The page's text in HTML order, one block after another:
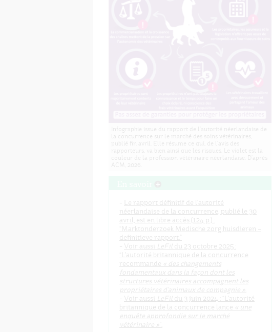
- Le rapport définitif de l'autorité
néerlandaise de la concurrence, publié le 30
avril, est en libre accès (124 p.) :
“Marktonderzoek Medische zorg huisdieren –
definitieve rapport.”
-
Voir aussi LeFil du 23 octobre 2025 :
“L'autorité britannique de la concurrence
recommande
« des changements
fondamentaux dans la façon dont les
structures vétérinaires accompagnent les
propriétaires d'animaux de compagnie »
-
Voir aussi LeFil du 3 juin 2024 : “L'autorité
britannique de la concurrence lance
« une
enquête approfondie sur le marché
vétérinaire »